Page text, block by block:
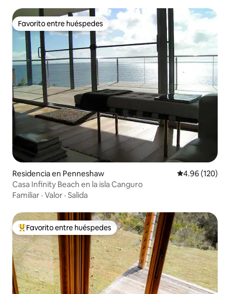
Favorito entre huéspedes
Favorito entre huéspedes
Residencia en Penneshaw Calificación
4.96 (120)
Casa Infinity Beach en la isla Canguro
Familiar · Valor · Salida
De los mejores en Favorito entre huéspedes
Favorito entre huéspedes